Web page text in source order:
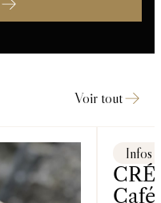
Voir tout
Infos